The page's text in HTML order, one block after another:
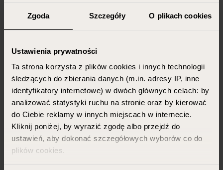
Zgoda Szczegóły O plikach cookies
Ustawienia prywatności
Ta strona korzysta z plików cookies i innych technologii
śledzących do zbierania danych (m.in. adresy IP, inne
identyfikatory internetowe) w dwóch głównych celach: by
analizować statystyki ruchu na stronie oraz by kierować
do Ciebie reklamy w innych miejscach w internecie.
Kliknij poniżej, by wyrazić zgodę albo przejdź do
ustawień, aby dokonać szczegółowych wyborów co do
plików cookies.
MORE
Newsletter
Sign up, confirm your
subscriptionget 15% discount
with a code for your first
purchase (applies to regular
priced items only)